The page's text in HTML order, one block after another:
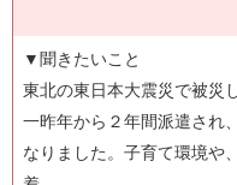
▼聞きたいこと
東北の東日本大震災で被災
一昨年から２年間派遣され
なりました。子育て環境や